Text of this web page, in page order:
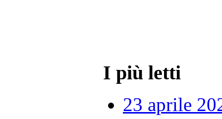
I più letti
23 aprile